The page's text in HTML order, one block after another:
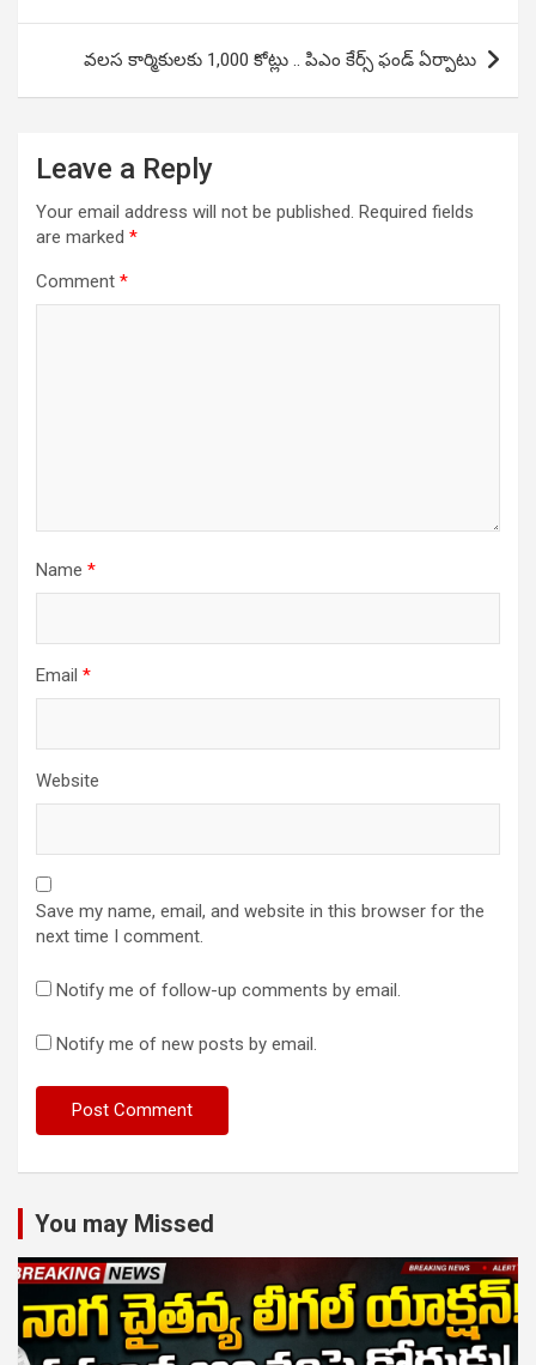
వలస కార్మికులకు 1,000 కోట్లు .. పిఎం కేర్స్ ఫండ్ ఏర్పాటు
Leave a Reply
Your email address will not be published. Required fields
are marked *
Comment *
Name *
Email *
Website
Save my name, email, and website in this browser for the
next time I comment.
Notify me of follow-up comments by email.
Notify me of new posts by email.
You may Missed